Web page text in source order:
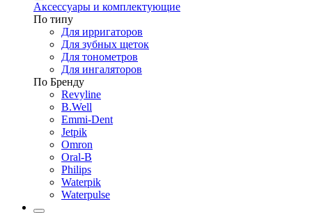
Аксессуары и комплектующие
По типу
Для ирригаторов
Для зубных щеток
Для тонометров
Для ингаляторов
По Бренду
Revyline
B.Well
Emmi-Dent
Jetpik
Omron
Oral-B
Philips
Waterpik
Waterpulse